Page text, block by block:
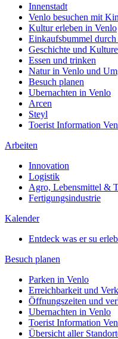
Innenstadt
Venlo besuchen mit
Kultur erleben in Venlo
Einkaufsbummel
Geschichte und
Essen und trinken
Natur in Venlo und
Besuch planen
Ubernachten in Venlo
Arcen
Steyl
Toerist Information
Arbeiten
Innovation
Logistik
Agro, Lebensmittel &
Fertigungsindustrie
Kalender
Entdeck was er su
Besuch planen
Parken in Venlo
Erreichbarkeit und
Öffnungszeiten und
Ubernachten in Venlo
Toerist Information
Übersicht aller